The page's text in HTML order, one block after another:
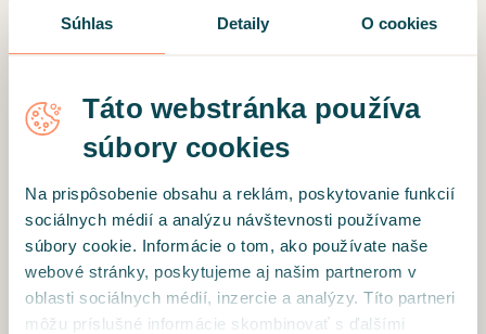
Súhlas Detaily O cookies
Táto webstránka používa
súbory cookies
Na prispôsobenie obsahu a reklám, poskytovanie funkcií
sociálnych médií a analýzu návštevnosti používame
súbory cookie. Informácie o tom, ako používate naše
webové stránky, poskytujeme aj našim partnerom v
oblasti sociálnych médií, inzercie a analýzy. Títo partneri
môžu príslušné informácie skombinovať s ďalšími
imaginácie, sochanie, práca so snami,
kongnitivne - behaviorálné techniky atd. Skrz
možné viesť plnohodnotný život tak ako si
prajeme a cítíme.
Certifikáty a diplomy
Pražská vysoká škola psychosociálních
studií - obor Sociálna práca zo
zameraním na komunikáciu a
aplikovanú psychoterapiu (NMgr.) 2023